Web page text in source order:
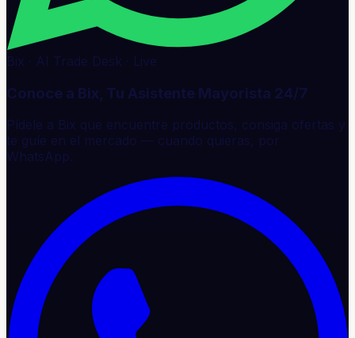
Bix · AI Trade Desk · Live
Conoce a Bix, Tu Asistente Mayorista 24/7
Pídele a Bix que encuentre productos, consiga ofertas y
te guíe en el mercado — cuando quieras, por
WhatsApp.